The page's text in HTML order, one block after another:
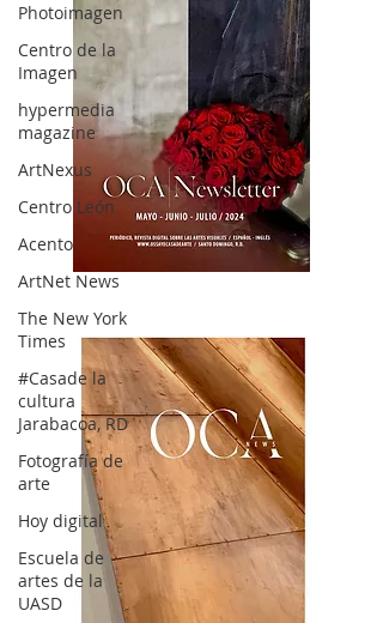
Photoimagen
Centro de la
Imagen
hypermedia
magazine
ArtNexus
Centro León
Acento
ArtNet News
The New York
Times
#Casade la
cultura
Jarabacoa, RD
Fotografía de
arte
Hoy digital
Escuela de
artes de la
UASD
OCA|News 32/ Mayo-Junio-Julio, 2023